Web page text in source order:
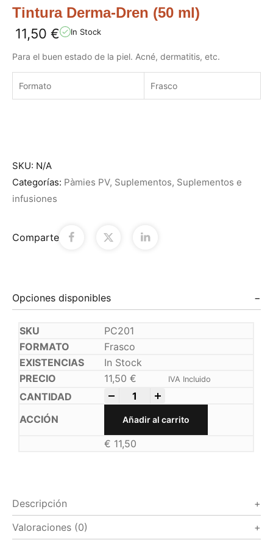
Tintura Derma-Dren (50 ml)
11,50 € In Stock
Para el buen estado de la piel. Acné, dermatitis, etc.
Formato Frasco
SKU: N/A
Categorías: Pàmies PV, Suplementos, Suplementos e
infusiones
Comparte
Opciones disponibles
PC201
Frasco
In Stock
11,50€ IVA Incluido
Añadir al carrito
€ 11,50
Descripción
Valoraciones (0)